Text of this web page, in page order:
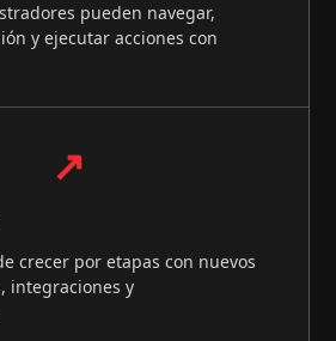
pueden navegar,
y ejecutar acciones con
↗
crecer por etapas con nuevos
integraciones y